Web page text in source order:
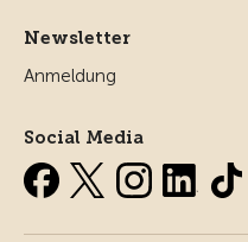
Newsletter
Anmeldung
Social Media